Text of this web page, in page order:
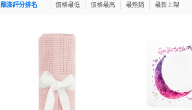
酷澎評分排名 價格最低 價格最高 最熱銷 最新上架